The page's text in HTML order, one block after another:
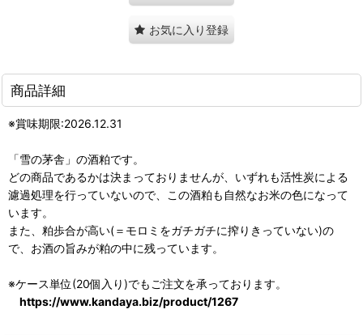
お気に入り登録
商品詳細
※賞味期限:2026.12.31
「雪の茅舎」の酒粕です。
どの商品であるかは決まっておりませんが、いずれも活性炭による
濾過処理を行っていないので、この酒粕も自然なお米の色になって
います。
また、粕歩合が高い(＝モロミをガチガチに搾りきっていない)の
で、お酒の旨みが粕の中に残っています。
※ケース単位(20個入り)でもご注文を承っております。
https://www.kandaya.biz/product/1267